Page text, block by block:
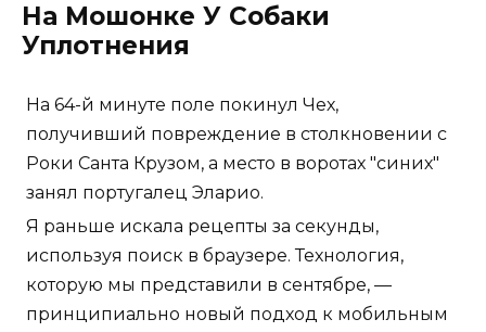
На Мошонке У Собаки
Уплотнения
На 64-й минуте поле покинул Чех,
получивший повреждение в столкновении с
Роки Санта Крузом, а место в воротах "синих"
занял португалец Эларио.
Я раньше искала рецепты за секунды,
используя поиск в браузере. Технология,
которую мы представили в сентябре, —
принципиально новый подход к мобильным